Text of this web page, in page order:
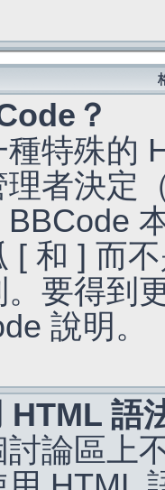
？
特殊的
者決定
[ 和 ] 而
要得到
說明。
HTML 語
論區上